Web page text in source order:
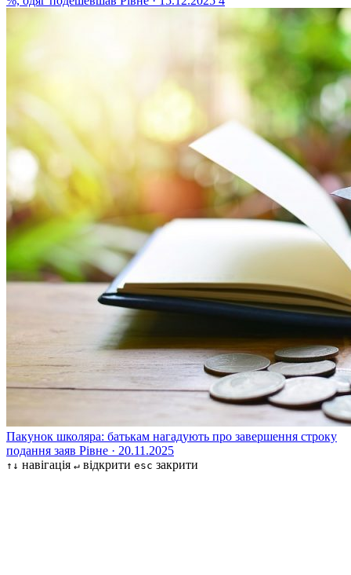
Пакунок школяра: батькам нагадують про завершення строку
подання заяв Рівне · 20.11.2025
↑↓ навігація ↵ відкрити esc закрити